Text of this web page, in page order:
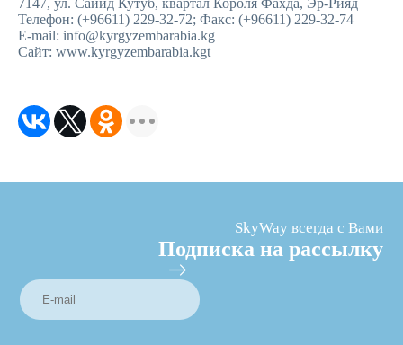
7147, ул. Сайид Кутуб, квартал Короля Фахда, Эр-Рияд
Телефон: (+96611) 229-32-72; Факс: (+96611) 229-32-74
E-mail: info@kyrgyzembarabia.kg
Сайт: www.kyrgyzembarabia.kgt
SkyWay всегда с Вами
Подписка на рассылку